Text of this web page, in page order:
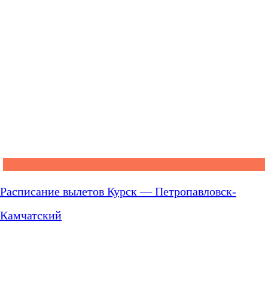
Расписание вылетов Курск — Петропавловск-
Камчатский